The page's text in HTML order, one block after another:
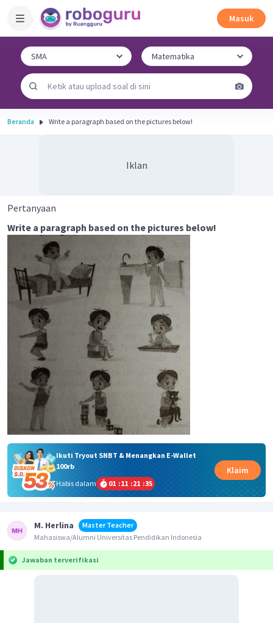
Masuk
Beranda Write a paragraph based on the pictures below!
Iklan
Pertanyaan
Write a paragraph based on the pictures below!
Ikuti Tryout SNBT & Menangkan E-Wallet
100rb
Habis dalam
01 :11 :21 :35
Klaim
M. Herlina
Master Teacher
Mahasiswa/Alumni Universitas Pendidikan Indonesia
Jawaban terverifikasi